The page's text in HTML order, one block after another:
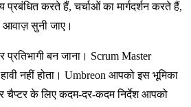
करते हैं, चर्चाओं का मार्गदर्शन करते हैं,
सुनी जाए।
बन जाना। Scrum Master
नहीं होता। Umbreon आपको इस भूमिका
चैप्टर के लिए कदम-दर-कदम निर्देश आपको